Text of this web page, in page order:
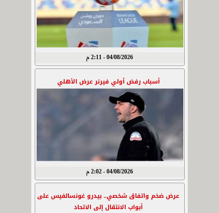
04/08/2026 - 2:11 م
أسباب رفض أولي فيرنر عرض الأهلي
04/08/2026 - 2:02 م
عرض ضخم واتفاق شخصي.. بيدرو غونسالفيس على
أبواب الانتقال إلى الاتحاد